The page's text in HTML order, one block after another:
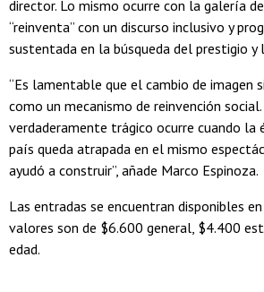
director. Lo mismo ocurre con la galería
“reinventa” con un discurso inclusivo y
sustentada en la búsqueda del prestigio y
“Es lamentable que el cambio de imagen
como un mecanismo de reinvención
verdaderamente trágico ocurre cuando
país queda atrapada en el mismo
ayudó a construir”, añade Marco Espinoza.
Las entradas se encuentran disponibles en
valores son de $6.600 general, $4.400
edad.